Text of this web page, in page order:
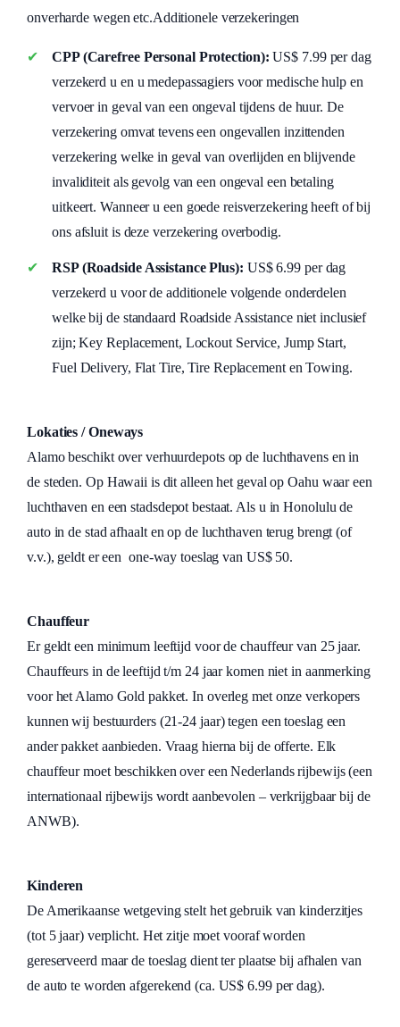
onverharde wegen etc.Additionele verzekeringen
CPP (Carefree Personal Protection): US$ 7.99 per dag
verzekerd u en u medepassagiers voor medische hulp en
vervoer in geval van een ongeval tijdens de huur. De
verzekering omvat tevens een ongevallen inzittenden
verzekering welke in geval van overlijden en blijvende
invaliditeit als gevolg van een ongeval een betaling
uitkeert. Wanneer u een goede reisverzekering heeft of bij
ons afsluit is deze verzekering overbodig.
RSP (Roadside Assistance Plus): US$ 6.99 per dag
verzekerd u voor de additionele volgende onderdelen
welke bij de standaard Roadside Assistance niet inclusief
zijn; Key Replacement, Lockout Service, Jump Start,
Fuel Delivery, Flat Tire, Tire Replacement en Towing.
Lokaties / Oneways
Alamo beschikt over verhuurdepots op de luchthavens en in
de steden. Op Hawaii is dit alleen het geval op Oahu waar een
luchthaven en een stadsdepot bestaat. Als u in Honolulu de
auto in de stad afhaalt en op de luchthaven terug brengt (of
v.v.), geldt er een one-way toeslag van US$ 50.
Chauffeur
Er geldt een minimum leeftijd voor de chauffeur van 25 jaar.
Chauffeurs in de leeftijd t/m 24 jaar komen niet in aanmerking
voor het Alamo Gold pakket. In overleg met onze verkopers
kunnen wij bestuurders (21-24 jaar) tegen een toeslag een
ander pakket aanbieden. Vraag hierna bij de offerte. Elk
chauffeur moet beschikken over een Nederlands rijbewijs (een
internationaal rijbewijs wordt aanbevolen – verkrijgbaar bij de
ANWB).
Kinderen
De Amerikaanse wetgeving stelt het gebruik van kinderzitjes
(tot 5 jaar) verplicht. Het zitje moet vooraf worden
gereserveerd maar de toeslag dient ter plaatse bij afhalen van
de auto te worden afgerekend (ca. US$ 6.99 per dag).